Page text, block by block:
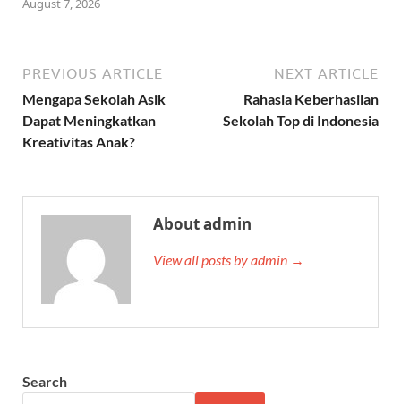
August 7, 2026
PREVIOUS ARTICLE
Mengapa Sekolah Asik
Dapat Meningkatkan
Kreativitas Anak?
NEXT ARTICLE
Rahasia Keberhasilan
Sekolah Top di Indonesia
About admin
View all posts by admin →
Search